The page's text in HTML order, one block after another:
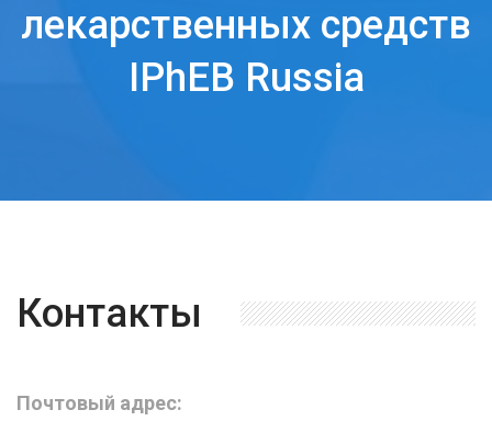
лекарственных средств
IPhEB Russia
Контакты
Почтовый адрес: